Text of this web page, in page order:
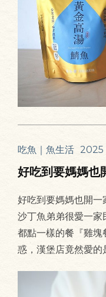
吃魚｜魚生活 2025
好吃到要媽媽也
好吃到要媽媽也開
沙丁魚弟弟很愛一
都點一樣的餐『雞
惑，漢堡店竟然愛